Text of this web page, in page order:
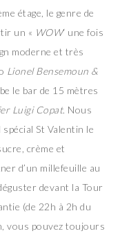
étage, le genre de
un « WOW‘ une fois
moderne et très
Lionel Bensemoun &
le bar de 15 mètres
Luigi Copat. Nous
St Valentin le
crème et
d’un millefeuille au
devant la Tour
(de 22h à 2h du
vous pouvez toujours